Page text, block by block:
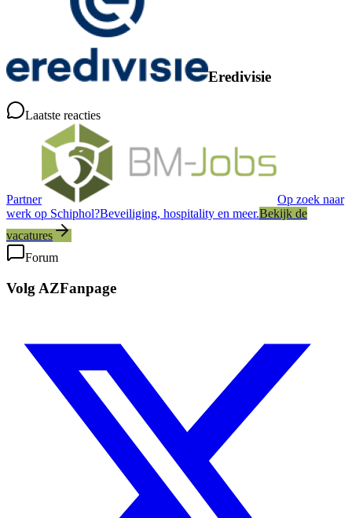
Eredivisie
Laatste reacties
Partner
Op zoek naar
werk op Schiphol?Beveiliging, hospitality en meer.Bekijk de
vacatures
Forum
Volg AZFanpage